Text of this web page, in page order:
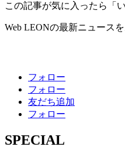
この記事が気に入ったら「
Web LEONの最新ニュースを
フォロー
フォロー
友だち追加
フォロー
SPECIAL